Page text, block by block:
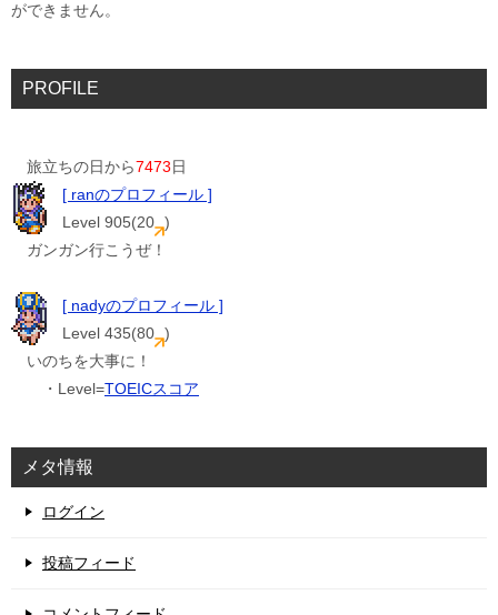
ができません。
PROFILE
旅立ちの日から7473日
[ ranのプロフィール ]
Level 905(20 )
ガンガン行こうぜ！
[ nadyのプロフィール ]
Level 435(80 )
いのちを大事に！
・Level=TOEICスコア
メタ情報
ログイン
投稿フィード